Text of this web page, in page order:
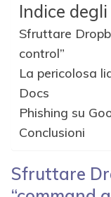
Indice
Sfruttare
control”
La pericolosa
Docs
Phishing su
Conclusioni
Sfruttare